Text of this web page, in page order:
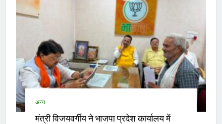
अन्य
मंत्री विजयवर्गीय ने भाजपा प्रदेश कार्यालय में